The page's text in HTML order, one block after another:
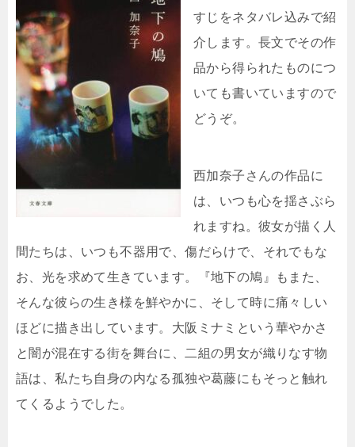
すじをネタバレ込みで紹
介します。長文でその作
品から得られたものにつ
いても書いていますので
どうぞ。
西加奈子さんの作品に
は、いつも心を揺さぶら
れますね。彼女が描く人
間たちは、いつも不器用で、傷だらけで、それでもな
お、光を求めて生きています。『地下の鳩』もまた、
そんな彼らの生き様を鮮やかに、そして時に痛々しい
ほどに描き出しています。大阪ミナミという華やかさ
と闇が混在する街を舞台に、二組の男女が織りなす物
語は、私たち自身の内なる孤独や葛藤にもそっと触れ
てくるようでした。